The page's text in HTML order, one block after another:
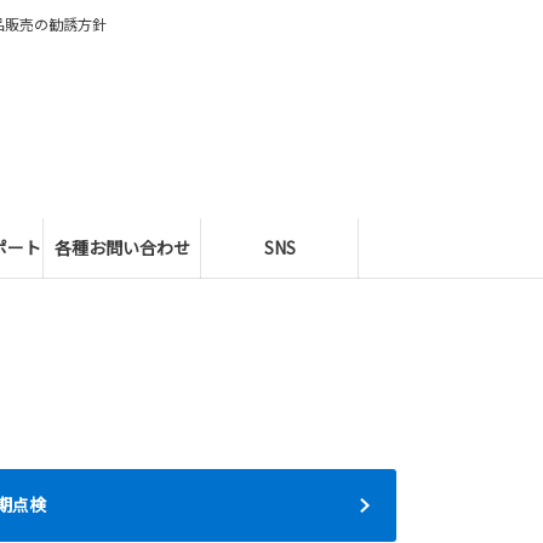
ート 各種お問い合わせ SNS
販売の勧誘方針
点検